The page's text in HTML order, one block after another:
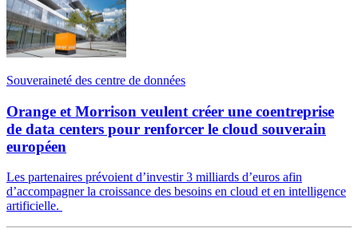
Souveraineté des centre de données
Orange et Morrison veulent créer une coentreprise
de data centers pour renforcer le cloud souverain
européen
Les partenaires prévoient d’investir 3 milliards d’euros afin
d’accompagner la croissance des besoins en cloud et en intelligence
artificielle.